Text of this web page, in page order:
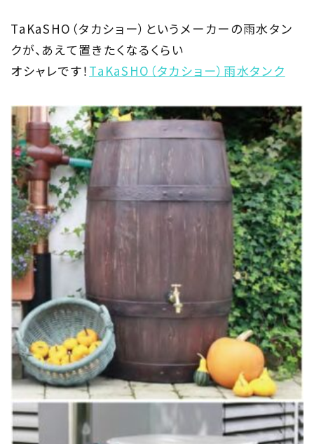
TaKaSHO（タカショー）というメーカーの雨水タン
クが、あえて置きたくなるくらい
オシャレです！ TaKaSHO（タカショー）雨水タンク